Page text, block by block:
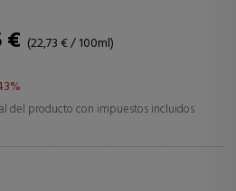
€ (22,73 € / 100ml)
del producto con impuestos incluidos